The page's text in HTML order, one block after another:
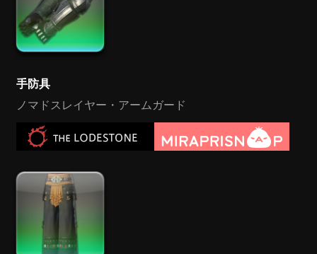
手防具
ノマドスレイヤー・アームガード